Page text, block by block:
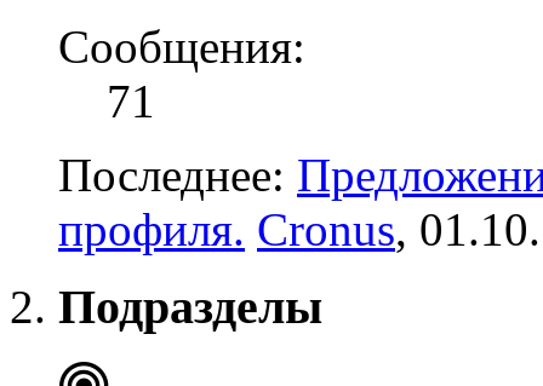
Сообщения:
71
Последнее:
профиля. Cronus,
Подразделы